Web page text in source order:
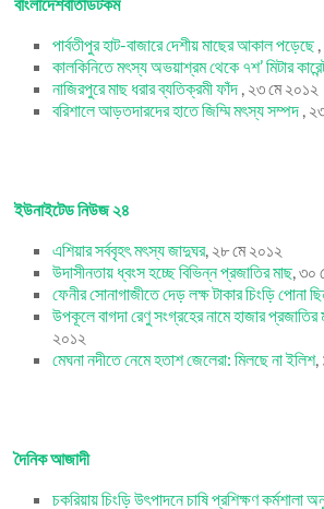
পার্বতীপুর হাট-বাজারে দেশীয় মাছের আকাল পড়েছে
কালকিনিতে মৎস্য অভয়াশ্রম থেকে ৭শ’ মিটার
নাজিরপুরে মাছ ধরার ব্যতিক্রমী ফাঁদ , ২৩ মে ২০১২
বরিশালে আড়তদারদের হাতে জিম্মি মৎস্য সম্পদ ,
ইউনাইটেড নিউজ ২৪
এশিয়ার সর্ববৃহৎ মৎস্য জাদুঘর, ২৮ মে ২০১২
উদাসীনতায় ধ্বংস হচ্ছে বিভিন্ন প্রজাতির মাছ, ৩০
ফেনীর সোনাগাজীতে দেড় লক্ষ টাকার চিংড়ি পোনা
উপকূলে বাগদা রেণু সংগ্রহের নামে হাজার প্রজাতির
২০১২
মেঘনা নদীতে নেমে হতাশ জেলেরা: মিলছে না ইলিশ,
দৈনিক আজাদী
চকরিয়ায় চিংড়ি উৎপাদনে চাষি প্রশিক্ষণ কর্মশালা